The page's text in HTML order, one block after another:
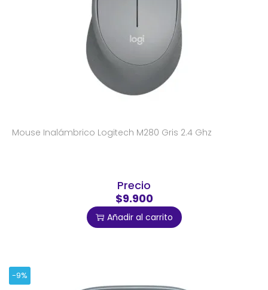
Mouse Inalámbrico Logitech M280 Gris 2.4 Ghz
Precio
$9.900
Añadir al carrito
-9%